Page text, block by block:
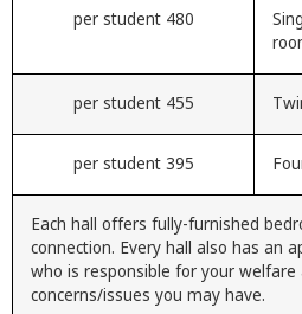
Each hall offers fully-furnished
connection. Every hall also
who is responsible for your
concerns/issues you may have.